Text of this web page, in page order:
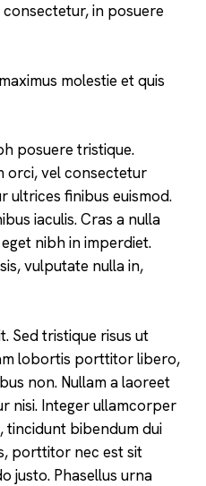
in posuere
molestie et quis
posuere tristique.
orci, vel consectetur
ultrices finibus euismod.
iaculis. Cras a nulla
nibh in imperdiet.
vulputate nulla in,
Sed tristique risus ut
lobortis porttitor libero,
non. Nullam a laoreet
nisi. Integer ullamcorper
tincidunt bibendum dui
porttitor nec est sit
justo. Phasellus urna